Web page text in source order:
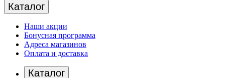
Каталог
Наши акции
Бонусная программа
Адреса магазинов
Оплата и доставка
Каталог